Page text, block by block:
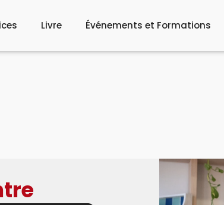
Livre Événements et Formations